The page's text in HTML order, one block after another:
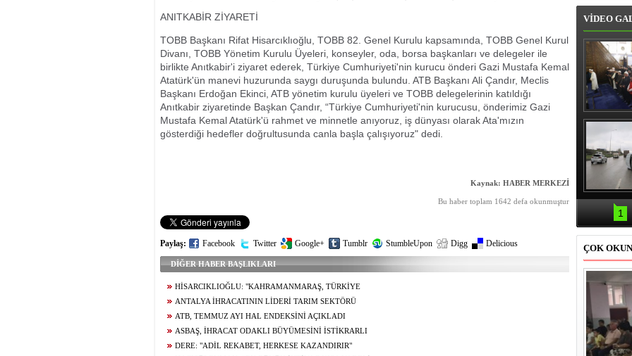
ANITKABİR ZİYARETİ
TOBB Başkanı Rifat Hisarcıklıoğlu, TOBB 82. Genel Kurulu kapsamında, TOBB Genel Kurul
Divanı, TOBB Yönetim Kurulu Üyeleri, konseyler, oda, borsa başkanları ve delegeler ile
birlikte Anıtkabir'i ziyaret ederek, Türkiye Cumhuriyeti'nin kurucu önderi Gazi Mustafa Kemal
Atatürk'ün manevi huzurunda saygı duruşunda bulundu. ATB Başkanı Ali Çandır, Meclis
Başkanı Erdoğan Ekinci, ATB yönetim kurulu üyeleri ve TOBB delegelerinin katıldığı
Anıtkabir ziyaretinde Başkan Çandır, “Türkiye Cumhuriyeti'nin kurucusu, önderimiz Gazi
Mustafa Kemal Atatürk'ü rahmet ve minnetle anıyoruz, iş dünyası olarak Ata'mızın
gösterdiği hedefler doğrultusunda canla başla çalışıyoruz" dedi.
Kaynak: HABER MERKEZİ
Bu haber toplam 1642 defa okunmuştur
Paylaş: Facebook Twitter Google+ Tumblr StumbleUpon Digg Delicious
DİĞER HABER BAŞLIKLARI
HİSARCIKLIOĞLU: "KAHRAMANMARAŞ, TÜRKİYE
EKONOMİSİNİN LOKOMOTİF ŞEHİRLERİNDEN BİRİSİDİR"
ANTALYA İHRACATININ LİDERİ TARIM SEKTÖRÜ
ATB, TEMMUZ AYI HAL ENDEKSİNİ AÇIKLADI
ASBAŞ, İHRACAT ODAKLI BÜYÜMESİNİ İSTİKRARLI
SÜRDÜRÜYOR
DERE: "ADİL REKABET, HERKESE KAZANDIRIR"
VİDEO
Erbaş,
Veli
teravih
1
ÇOK